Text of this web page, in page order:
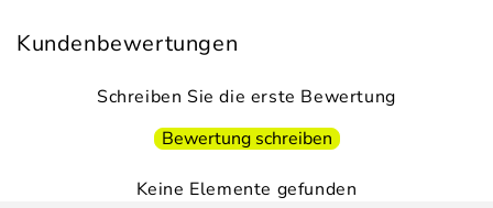
Kundenbewertungen
Schreiben Sie die erste Bewertung
Bewertung schreiben
Keine Elemente gefunden